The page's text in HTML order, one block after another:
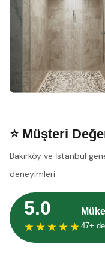
⭐ Müşteri
Bakırköy ve İstanbul
deneyimleri
5.0
★★★★★ 47+